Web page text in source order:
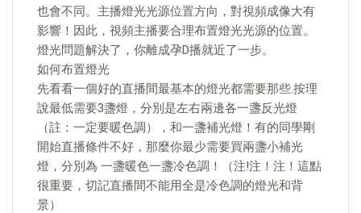
也會不同。主播燈光光源位置方向，對視頻成像大有
影響！因此，視頻主播要合理布置燈光光源的位置。
燈光問題解決了，你離成孕D播就近了一步。
如何布置燈光
先看看一個好的直播間最基本的燈光都需要那些.按理
說最低需要3盞燈，分別是左右兩邊各一盞反光燈
（註：一定要暖色調），和一盞補光燈！有的同學剛
開始直播條件不好，那麼你最少需要買兩盞小補光
燈，分別為 一盞暖色一盞冷色調！（注!注！注！這點
很重要，切記直播間不能用全是冷色調的燈光和背
景）